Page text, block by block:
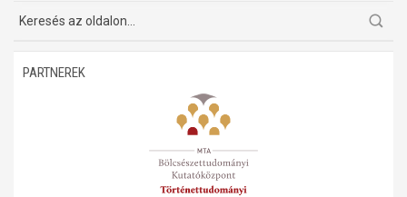
PARTNEREK